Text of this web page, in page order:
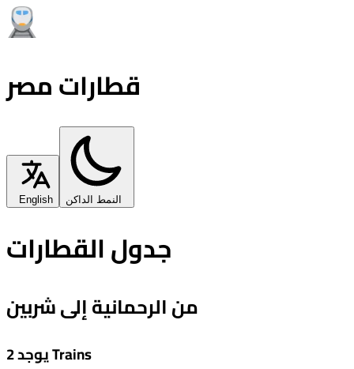
قطارات مصر
English النمط الداكن
جدول القطارات
من الرحمانية إلى شربين
يوجد 2 Trains